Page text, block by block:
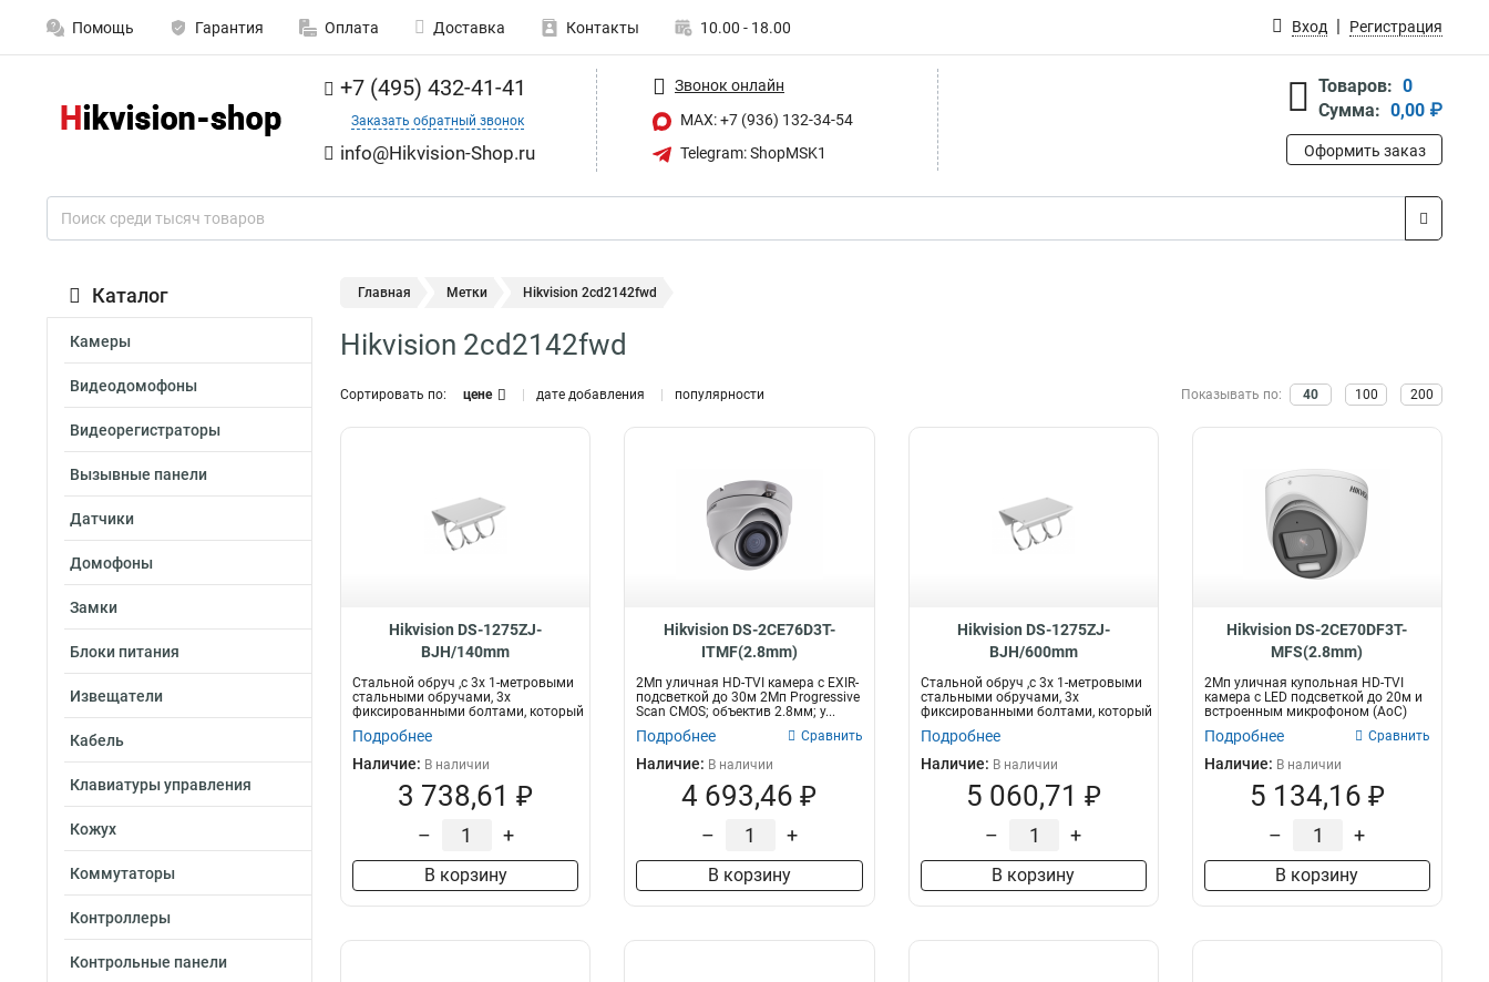
Помощь Гарантия Оплата Доставка Контакты 10.00 - 18.00 Вход Регистрация
+7 (495) 432-41-41
Заказать обратный звонок
info@Hikvision-Shop.ru
Звонок онлайн
MAX: +7 (936) 132-34-54
Telegram: ShopMSK1
Товаров: 0
Сумма: 0,00 ₽
Оформить заказ
Каталог
Камеры
Видеодомофоны
Видеорегистраторы
Вызывные панели
Датчики
Домофоны
Замки
Блоки питания
Извещатели
Кабель
Клавиатуры управления
Кожух
Коммутаторы
Контроллеры
Контрольные панели
Главная Метки Hikvision 2cd2142fwd
Hikvision 2cd2142fwd
Сортировать по: цене дате добавления популярности Показывать по: 40 100 200
Hikvision DS-1275ZJ-
BJH/140mm
Стальной обруч ,с 3x 1-метровыми
стальными обручами, 3x
фиксированными болтами, который
можно п...
Подробнее
Наличие: В наличии
3 738,61 ₽
– +
В корзину
Hikvision DS-2CE76D3T-
ITMF(2.8mm)
2Мп уличная HD-TVI камера с EXIR-
подсветкой до 30м 2Мп Progressive
Scan CMOS; объектив 2.8мм; у...
Подробнее Сравнить
Наличие: В наличии
4 693,46 ₽
– +
В корзину
Hikvision DS-1275ZJ-
BJH/600mm
Стальной обруч ,с 3x 1-метровыми
стальными обручами, 3x
фиксированными болтами, который
можно п...
Подробнее
Наличие: В наличии
5 060,71 ₽
– +
В корзину
Hikvision DS-2CE70DF3T-
MFS(2.8mm)
2Мп уличная купольная HD-TVI
камера с LED подсветкой до 20м и
встроенным микрофоном (AoC)
Подробнее Сравнить
Наличие: В наличии
5 134,16 ₽
– +
В корзину